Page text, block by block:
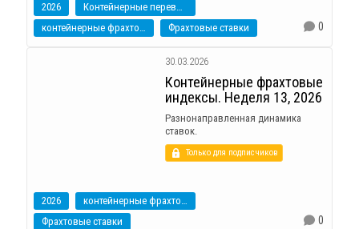
2026
Контейнерные перевозки
контейнерные фрахтовые индексы
Фрахтовые ставки 0
30.03.2026
Контейнерные фрахтовые
индексы. Неделя 13, 2026
Разнонаправленная динамика
ставок.
Только для подписчиков
2026
контейнерные фрахтовые индексы
Фрахтовые ставки
0